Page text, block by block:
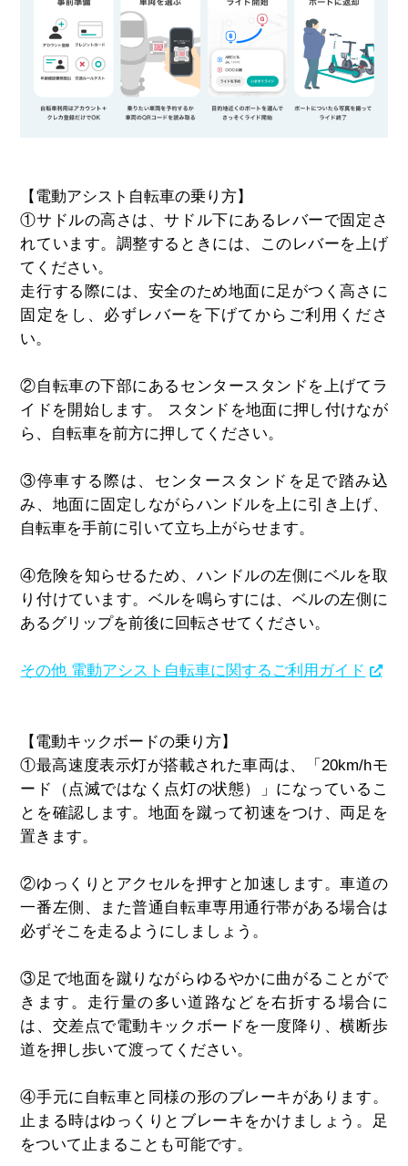
【電動アシスト自転車の乗り方】
①サドルの高さは、サドル下にあるレバーで固定さ
れています。調整するときには、このレバーを上げ
てください。
走行する際には、安全のため地面に足がつく高さに
固定をし、必ずレバーを下げてからご利用くださ
い。
②自転車の下部にあるセンタースタンドを上げてラ
イドを開始します。 スタンドを地面に押し付けなが
ら、自転車を前方に押してください。
③停車する際は、センタースタンドを足で踏み込
み、地面に固定しながらハンドルを上に引き上げ、
自転車を手前に引いて立ち上がらせます。
④危険を知らせるため、ハンドルの左側にベルを取
り付けています。ベルを鳴らすには、ベルの左側に
あるグリップを前後に回転させてください。
その他 電動アシスト自転車に関するご利用ガイド
【電動キックボードの乗り方】
①最高速度表示灯が搭載された車両は、「20km/hモ
ード（点滅ではなく点灯の状態）」になっているこ
とを確認します。地面を蹴って初速をつけ、両足を
置きます。
②ゆっくりとアクセルを押すと加速します。車道の
一番左側、また普通自転車専用通行帯がある場合は
必ずそこを走るようにしましょう。
③足で地面を蹴りながらゆるやかに曲がることがで
きます。走行量の多い道路などを右折する場合に
は、交差点で電動キックボードを一度降り、横断歩
道を押し歩いて渡ってください。
④手元に自転車と同様の形のブレーキがあります。
止まる時はゆっくりとブレーキをかけましょう。足
をついて止まることも可能です。